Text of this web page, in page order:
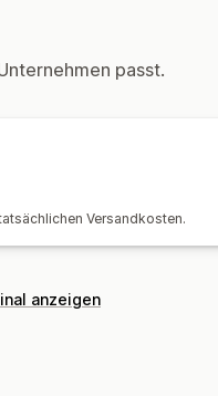
passt.
Versandkosten.
anzeigen